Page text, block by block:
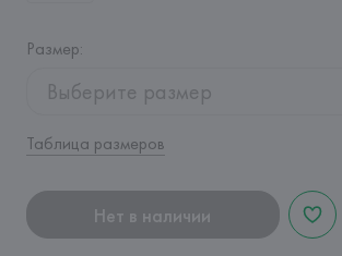
Размер:
Выберите размер
Таблица размеров
Нет в наличии